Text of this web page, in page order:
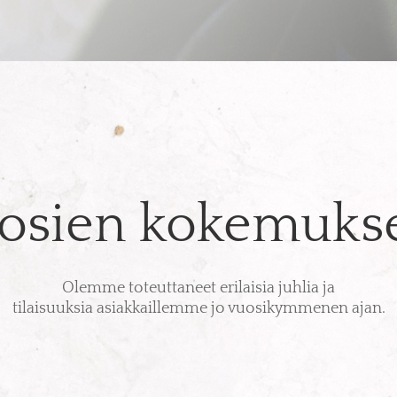
Olemme toteuttaneet erilaisia juhlia ja
tilaisuuksia asiakkaillemme jo vuosikymmenen ajan.